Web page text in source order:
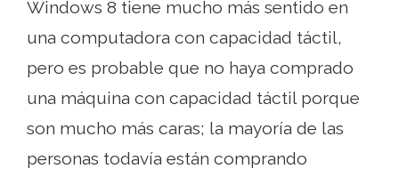
Windows 8 tiene mucho más sentido en
una computadora con capacidad táctil,
pero es probable que no haya comprado
una máquina con capacidad táctil porque
son mucho más caras; la mayoría de las
personas todavía están comprando